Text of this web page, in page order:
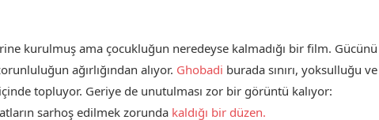
kurulmuş ama çocukluğun neredeyse kalmadığı bir film. Gücünü
ağırlığından alıyor. Ghobadi burada sınırı, yoksulluğu ve
topluyor. Geriye de unutulması zor bir görüntü kalıyor:
sarhoş edilmek zorunda kaldığı bir düzen.